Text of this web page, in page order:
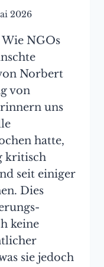
2026
NGOs
Norbert
von
uns
hatte,
kritisch
seit einiger
Dies
keine
sie jedoch